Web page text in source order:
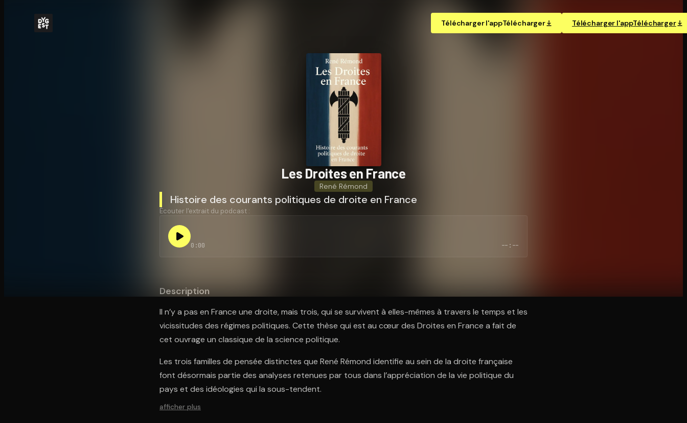
Télécharger l'appTélécharger Télécharger l'appTélécharger
Les Droites en France
René Rémond
Histoire des courants politiques de droite en France
Écouter l'extrait du podcast :
0:00 --:--
Description
Il n’y a pas en France une droite, mais trois, qui se survivent à elles-mêmes à travers le temps et les
vicissitudes des régimes politiques. Cette thèse qui est au cœur des Droites en France a fait de
cet ouvrage un classique de la science politique.
Les trois familles de pensée distinctes que René Rémond identifie au sein de la droite française
font désormais partie des analyses retenues par tous dans l’appréciation de la vie politique du
pays et des idéologies qui la sous-tendent.
afficher plus